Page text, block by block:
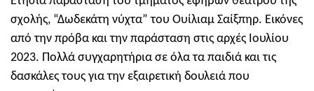
σχολής, “Δωδεκάτη νύχτα” του Ουίλιαμ Σαίξπηρ. Εικόνες
από την πρόβα και την παράσταση στις αρχές Ιουλίου
2023. Πολλά συγχαρητήρια σε όλα τα παιδιά και τις
δασκάλες τους για την εξαιρετική δουλειά που